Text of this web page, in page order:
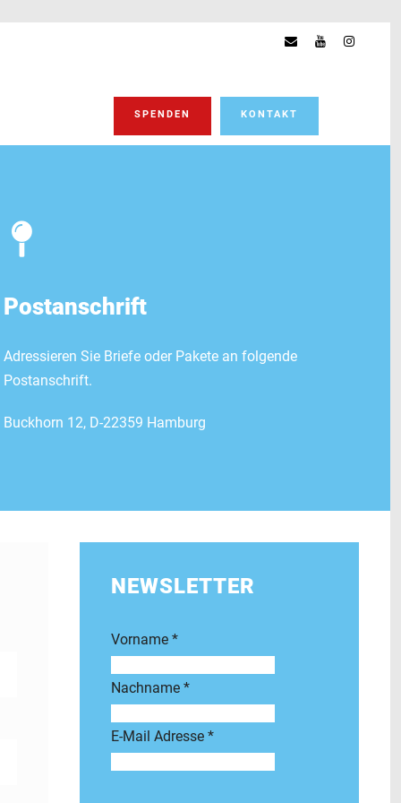
SPENDEN KONTAKT
Postanschrift
Adressieren Sie Briefe oder Pakete an folgende
Postanschrift.
Buckhorn 12, D-22359 Hamburg
NEWSLETTER
Vorname *
Nachname *
E-Mail Adresse *